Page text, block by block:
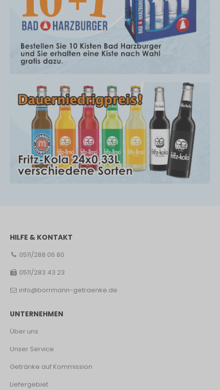
HILFE & KONTAKT
0511/288 06 80
0511/283 43 23
info@borrmann-getraenke.de
UNTERNEHMEN
Über uns
Unser Service
Getränke auf Kommission
Liefergebiet